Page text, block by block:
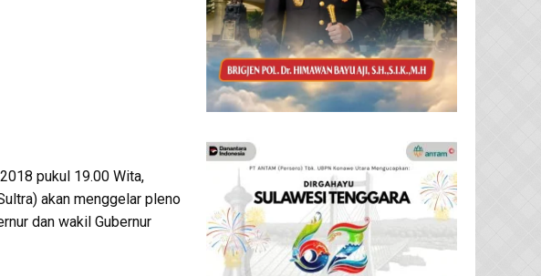
pukul 19.00 Wita,
akan menggelar pleno
dan wakil Gubernur